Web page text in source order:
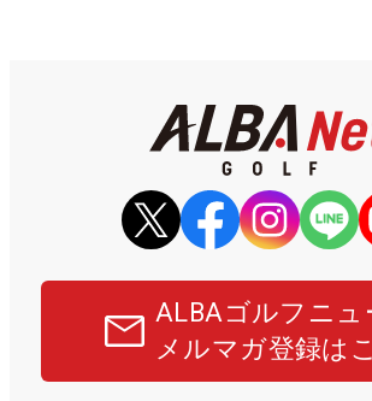
ALBAゴルフニュ
メルマガ登録は